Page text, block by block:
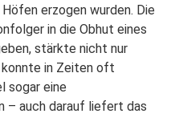
erzogen wurden. Die
in die Obhut eines
stärkte nicht nur
konnte in Zeiten oft
sogar eine
– auch darauf liefert das